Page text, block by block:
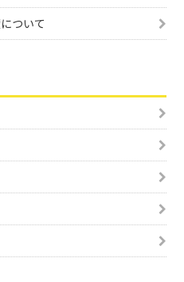
ついて